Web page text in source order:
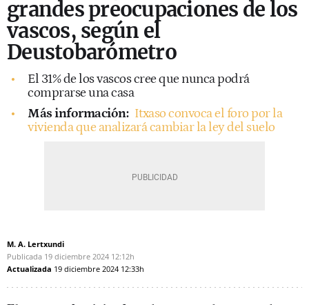
grandes preocupaciones de los
vascos, según el
Deustobarómetro
El 31% de los vascos cree que nunca podrá
comprarse una casa
Más información: Itxaso convoca el foro por la
vivienda que analizará cambiar la ley del suelo
M. A. Lertxundi
Publicada 19 diciembre 2024 12:12h
Actualizada 19 diciembre 2024 12:33h